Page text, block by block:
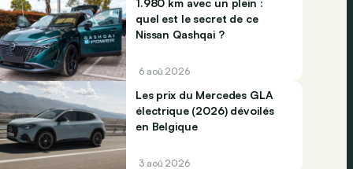
quel est le secret de ce
Nissan Qashqai ?
6 aoû 2026
Les prix du Mercedes GLA
électrique (2026) dévoilés
en Belgique
3 aoû 2026